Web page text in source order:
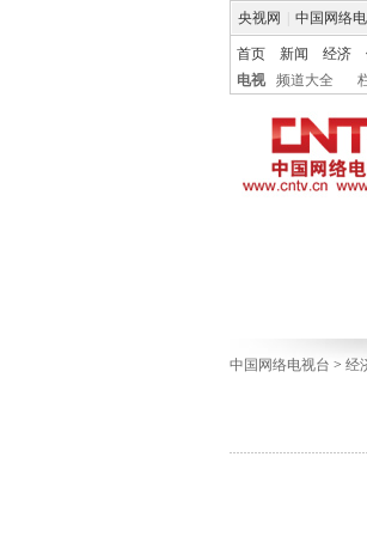
央视网 中国网络
首页 新闻 经济
电视
频道大全
中国网络电视台 > 经